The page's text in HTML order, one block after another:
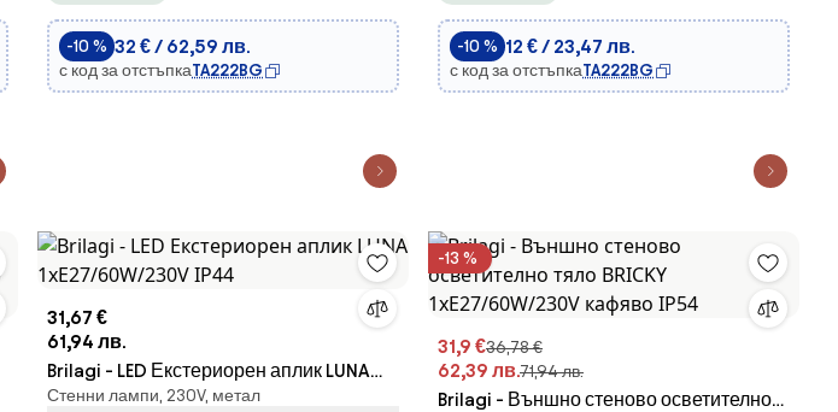
-10 % 32 € / 62,59 лв.
с код за отстъпкаTA222BG
-10 % 12 € / 23,47 лв.
с код за отстъпкаTA222BG
31,67 €
61,94 лв.
Brilagi - LED Екстериорен аплик LUNA
1xE27/60W/230V IP44
Стенни лампи, 230V, метал
-13 %
31,9 €36,78 €
62,39 лв.71,94 лв.
Brilagi - Външно стеново осветително